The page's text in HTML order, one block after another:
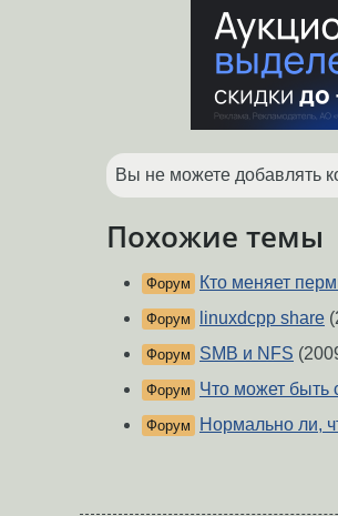
Вы не можете добавлять
Похожие темы
Форум Кто меняет
Форум linuxdcpp share
Форум SMB и NFS
Форум Что может быть
Форум Нормально ли,